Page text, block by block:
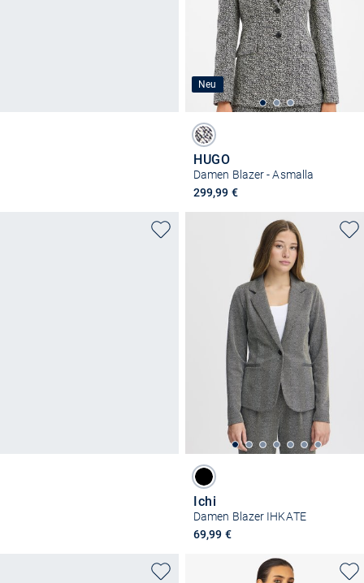
Neu
HUGO
Damen Blazer - Asmalla
299,99 €
Ichi
Damen Blazer IHKATE
69,99 €